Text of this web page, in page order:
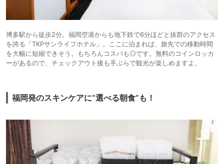
博多駅から徒歩2分。福岡空港からも地下鉄で6分ほどと抜群のアクセス
を誇る「TKPサンライフホテル」。ここに泊まれば、旅先での移動時間
を大幅に短縮できそう。もちろんコスパも◎です。無料のコインロッカ
ーがあるので、チェックアウト後も手ぶらで観光が楽しめますよ。
福岡発のスキンケアに“選べる朝食”も！